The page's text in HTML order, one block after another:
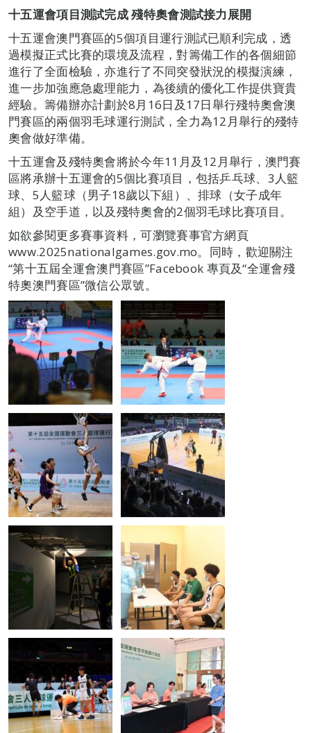
十五運會項目測試完成殘特奧會測試接力展開
十五運會澳門賽區的5個項目運行測試已順利完成，透
過模擬正式比賽的環境及流程，對籌備工作的各個細節
進行了全面檢驗，亦進行了不同突發狀況的模擬演練，
進一步加強應急處理能力，為後續的優化工作提供寶貴
經驗。籌備辦亦計劃於8月16日及17日舉行殘特奧會澳
門賽區的兩個羽毛球運行測試，全力為12月舉行的殘特
奧會做好準備。
十五運會及殘特奧會將於今年11月及12月舉行，澳門賽
區將承辦十五運會的5個比賽項目，包括乒乓球、3人籃
球、5人籃球（男子18歲以下組）、排球（女子成年
組）及空手道，以及殘特奧會的2個羽毛球比賽項目。
如欲參閱更多賽事資料，可瀏覽賽事官方網頁
www.2025nationalgames.gov.mo。同時，歡迎關注
“第十五屆全運會澳門賽區”Facebook 專頁及“全運會殘
特奧澳門賽區”微信公眾號。